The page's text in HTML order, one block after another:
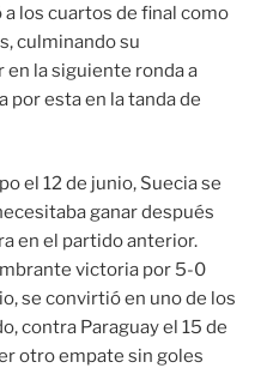
los cuartos de final como
culminando su
la siguiente ronda a
por esta en la tanda de
el 12 de junio, Suecia se
ganar después
en el partido anterior.
victoria por 5-0
se convirtió en uno de los
contra Paraguay el 15 de
otro empate sin goles